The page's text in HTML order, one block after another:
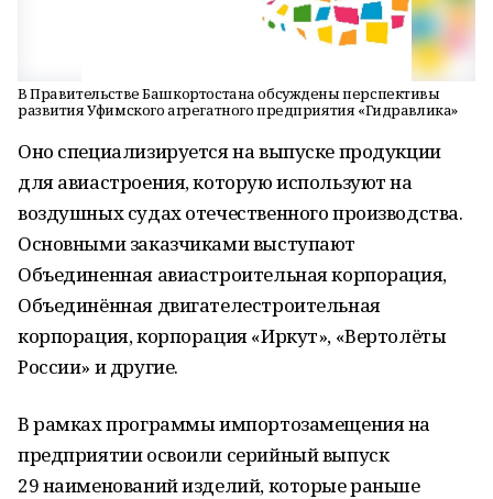
В Правительстве Башкортостана обсуждены перспективы
развития Уфимского агрегатного предприятия «Гидравлика»
Оно специализируется на выпуске продукции
для авиастроения, которую используют на
воздушных судах отечественного производства.
Основными заказчиками выступают
Объединенная авиастроительная корпорация,
Объединённая двигателестроительная
корпорация, корпорация «Иркут», «Вертолёты
России» и другие.
В рамках программы импортозамещения на
предприятии освоили серийный выпуск
29 наименований изделий, которые раньше